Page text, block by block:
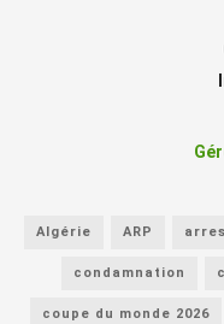
Algérie ARP
condamnation
coupe du monde 2026